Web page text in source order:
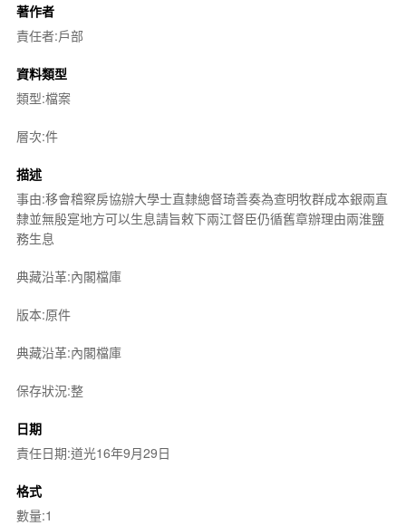
著作者
責任者:戶部
資料類型
類型:檔案
層次:件
描述
事由:移會稽察房協辦大學士直隸總督琦善奏為查明牧群成本銀兩直
隸並無殷寔地方可以生息請旨敕下兩江督臣仍循舊章辦理由兩淮鹽
務生息
典藏沿革:內閣檔庫
版本:原件
典藏沿革:內閣檔庫
保存狀況:整
日期
責任日期:道光16年9月29日
格式
數量:1